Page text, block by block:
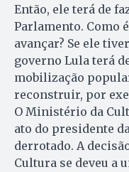
Então, ele terá de
Parlamento. Como
avançar? Se ele
governo Lula terá
mobilização
reconstruir, por
O Ministério da
ato do presidente
derrotado. A
Cultura se deveu a